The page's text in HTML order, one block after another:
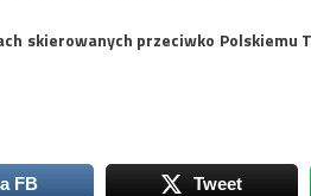
skierowanych przeciwko
FB Tweet